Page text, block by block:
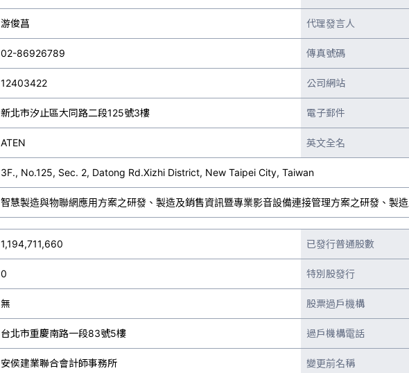
游俊菖 代理發言人
02-86926789 傳真號碼
12403422 公司網站
新北市汐止區大同路二段125號3樓 電子郵件
ATEN 英文全名
3F., No.125, Sec. 2, Datong Rd.Xizhi District, New Taipei City, Taiwan
智慧製造與物聯網應用方案之研發、製造及銷售資訊暨專業影音設備連接管理方案之研發、製
1,194,711,660 已發行普通股數
0 特別股發行
無 股票過戶機構
台北市重慶南路一段83號5樓 過戶機構電話
安侯建業聯合會計師事務所 變更前名稱